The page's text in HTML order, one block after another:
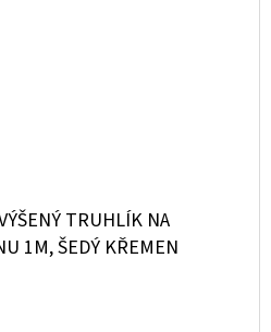
TRUHLÍK NA
1M, ŠEDÝ KŘEMEN